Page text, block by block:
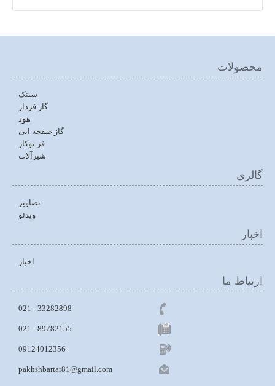
محصولات
سینک
گاز فردار
هود
گاز صفحه ایی
فر توکار
شیرآلات
گالری
تصاویر
ویدئو
اخبار
اخبار
ارتباط ما
33282898 - 021
021 - 89782155
09124012356
pakhshbartar81@gmail.com